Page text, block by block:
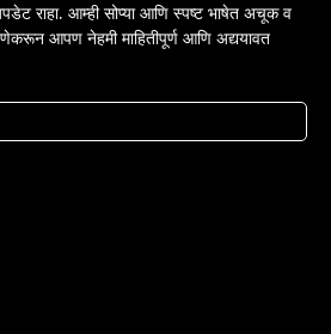
राहा. आम्ही सोप्या आणि स्पष्ट भाषेत अचूक व
आपण नेहमी माहितीपूर्ण आणि अद्ययावत